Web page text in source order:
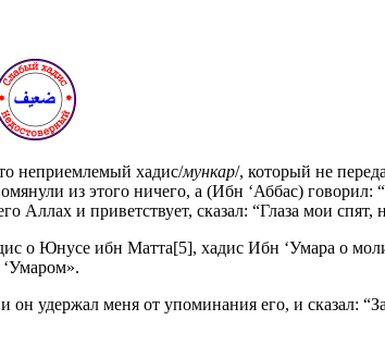
неприемлемый хадис/мункар/, который не
из этого ничего, а (Ибн ‘Аббас)
и приветствует, сказал: “Глаза мои спят,
о Юнусе ибн Матта[5], хадис Ибн ‘Умара о
удержал меня от упоминания его, и сказал: